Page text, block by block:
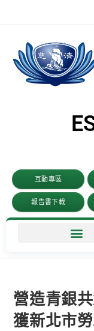
互動專區
報告書下載
營造青銀
獲新北市